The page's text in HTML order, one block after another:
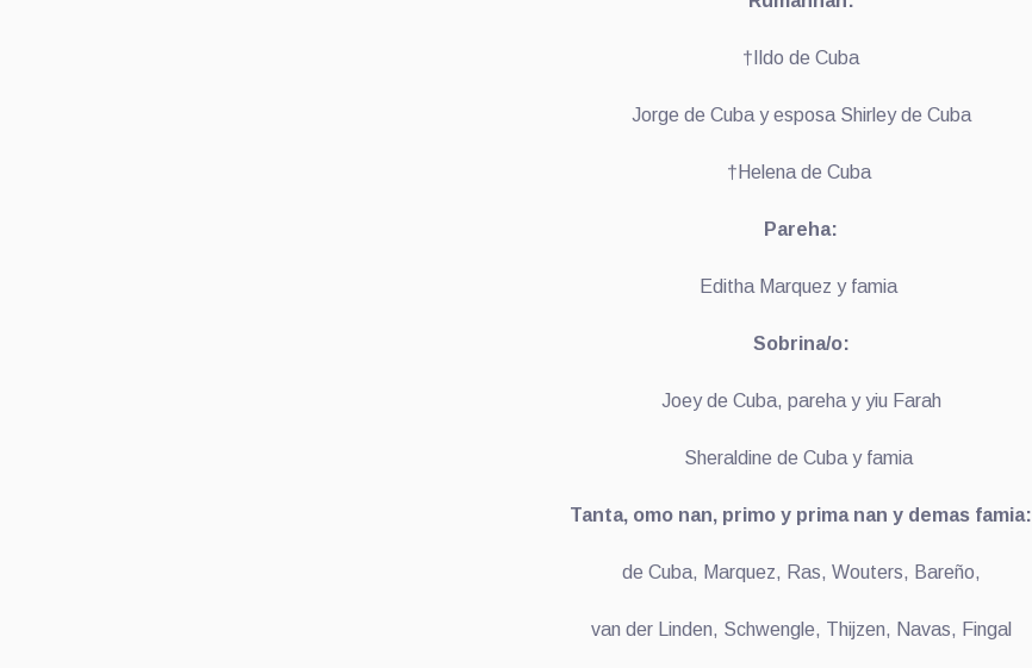
†Ildo de Cuba
Jorge de Cuba y esposa Shirley de Cuba
†Helena de Cuba
Pareha:
Editha Marquez y famia
Sobrina/o:
Joey de Cuba, pareha y yiu Farah
Sheraldine de Cuba y famia
Tanta, omo nan, primo y prima nan y demas famia:
de Cuba, Marquez, Ras, Wouters, Bareño,
van der Linden, Schwengle, Thijzen, Navas, Fingal